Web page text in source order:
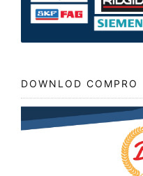
DOWNLOD COMPRO